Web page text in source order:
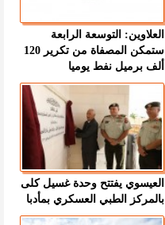
العلاوين: التوسعة الرابعة
ستمكن المصفاة من تكرير 120
ألف برميل نفط يوميا
العيسوي يفتتح وحدة غسيل كلى
بالمركز الطبي العسكري بمأدبا